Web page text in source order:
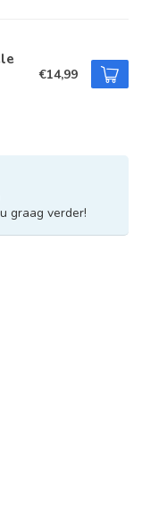
€14,99
graag verder!